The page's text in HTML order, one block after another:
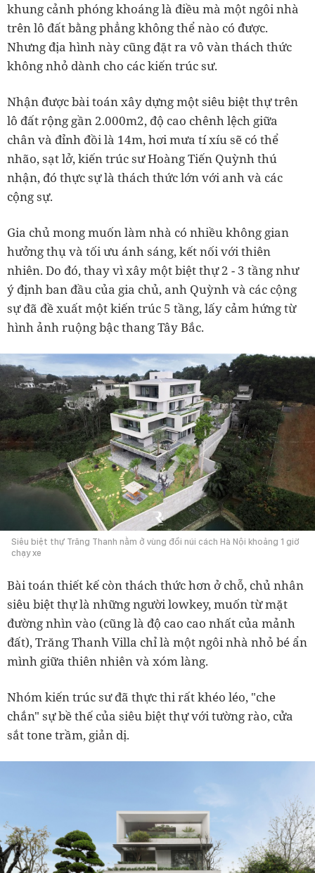
khung cảnh phóng khoáng là điều mà một ngôi nhà
trên lô đất bằng phẳng không thể nào có được.
Nhưng địa hình này cũng đặt ra vô vàn thách thức
không nhỏ dành cho các kiến trúc sư.
Nhận được bài toán xây dựng một siêu biệt thự trên
lô đất rộng gần 2.000m2, độ cao chênh lệch giữa
chân và đỉnh đồi là 14m, hơi mưa tí xíu sẽ có thể
nhão, sạt lở, kiến trúc sư Hoàng Tiến Quỳnh thú
nhận, đó thực sự là thách thức lớn với anh và các
cộng sự.
Gia chủ mong muốn làm nhà có nhiều không gian
hưởng thụ và tối ưu ánh sáng, kết nối với thiên
nhiên. Do đó, thay vì xây một biệt thự 2 - 3 tầng như
ý định ban đầu của gia chủ, anh Quỳnh và các cộng
sự đã đề xuất một kiến trúc 5 tầng, lấy cảm hứng từ
hình ảnh ruộng bậc thang Tây Bắc.
Siêu biệt thự Trăng Thanh nằm ở vùng đồi núi cách Hà Nội khoảng 1 giờ
chạy xe
Bài toán thiết kế còn thách thức hơn ở chỗ, chủ nhân
siêu biệt thự là những người lowkey, muốn từ mặt
đường nhìn vào (cũng là độ cao cao nhất của mảnh
đất), Trăng Thanh Villa chỉ là một ngôi nhà nhỏ bé ẩn
mình giữa thiên nhiên và xóm làng.
Nhóm kiến trúc sư đã thực thi rất khéo léo, "che
chắn" sự bề thế của siêu biệt thự với tường rào, cửa
sắt tone trầm, giản dị.